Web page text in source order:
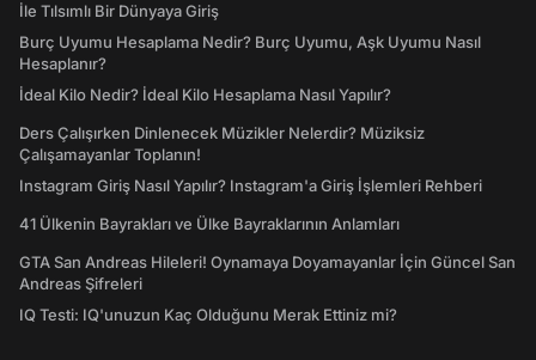
İle Tılsımlı Bir Dünyaya Giriş
Burç Uyumu Hesaplama Nedir? Burç Uyumu, Aşk Uyumu Nasıl
Hesaplanır?
İdeal Kilo Nedir? İdeal Kilo Hesaplama Nasıl Yapılır?
Ders Çalışırken Dinlenecek Müzikler Nelerdir? Müziksiz
Çalışamayanlar Toplanın!
Instagram Giriş Nasıl Yapılır? Instagram'a Giriş İşlemleri Rehberi
41 Ülkenin Bayrakları ve Ülke Bayraklarının Anlamları
GTA San Andreas Hileleri! Oynamaya Doyamayanlar İçin Güncel San
Andreas Şifreleri
IQ Testi: IQ'unuzun Kaç Olduğunu Merak Ettiniz mi?